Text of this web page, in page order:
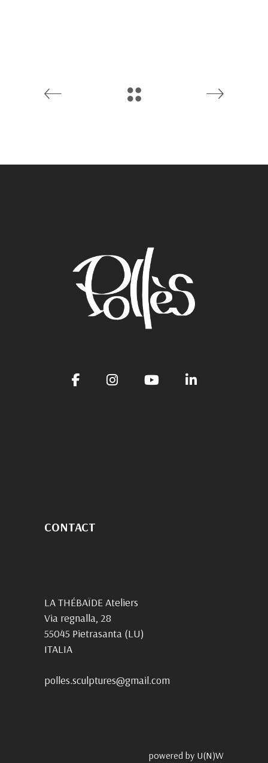
CONTACT
LA THÉBAÏDE Ateliers
Via regnalla, 28
55045 Pietrasanta (LU)
ITALIA
polles.sculptures@gmail.com
powered by U(N)W